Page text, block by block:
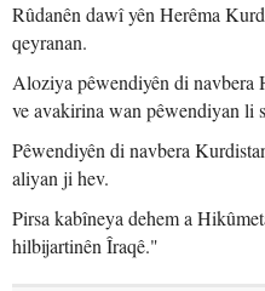
Rûdanên dawî yên Herêma
qeyranan.
Aloziya pêwendiyên di navbera
ve avakirina wan pêwendiyan li
Pêwendiyên di navbera
aliyan ji hev.
Pirsa kabîneya dehem a
hilbijartinên Îraqê."